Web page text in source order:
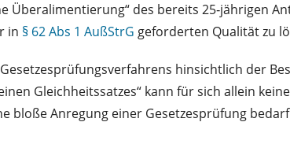
des bereits 25‑jährigen
in § 62 Abs 1 AußStrG geforderten Qualität zu
hinsichtlich der
Gleichheitssatzes“ kann für sich allein
Anregung einer Gesetzesprüfung